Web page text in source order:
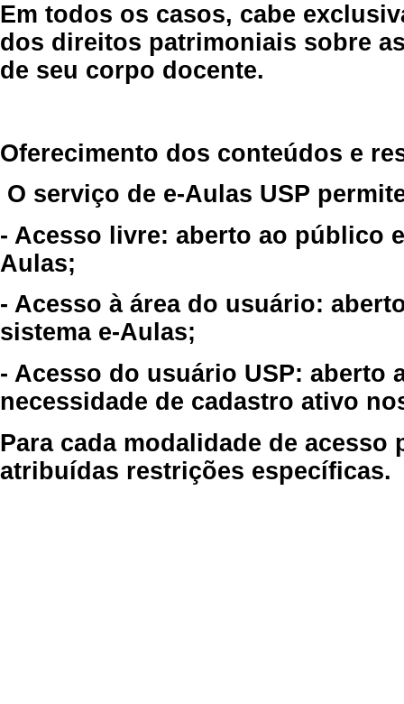
Em todos os casos, cabe
dos direitos patrimoniais sobre
de seu corpo docente.
Oferecimento dos conteúdos e
O serviço de e-Aulas USP
- Acesso livre: aberto ao público
Aulas;
- Acesso à área do usuário:
sistema e-Aulas;
- Acesso do usuário USP: aberto
necessidade de cadastro ativo
Para cada modalidade de
atribuídas restrições específicas.